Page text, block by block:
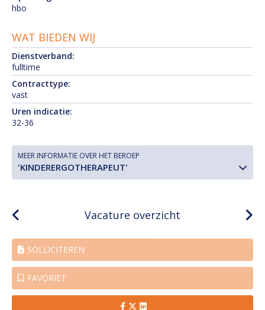
hbo
WAT BIEDEN WIJ
Dienstverband:
fulltime
Contracttype:
vast
Uren indicatie:
32-36
MEER INFORMATIE OVER HET BEROEP
'KINDERERGOTHERAPEUT'
Vacature overzicht
SOLLICITEREN
FAVORIET